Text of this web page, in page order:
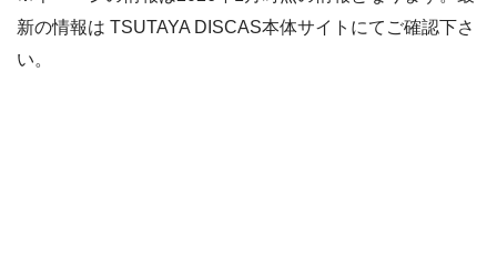
新の情報は TSUTAYA DISCAS本体サイトにてご確認下さ
い。